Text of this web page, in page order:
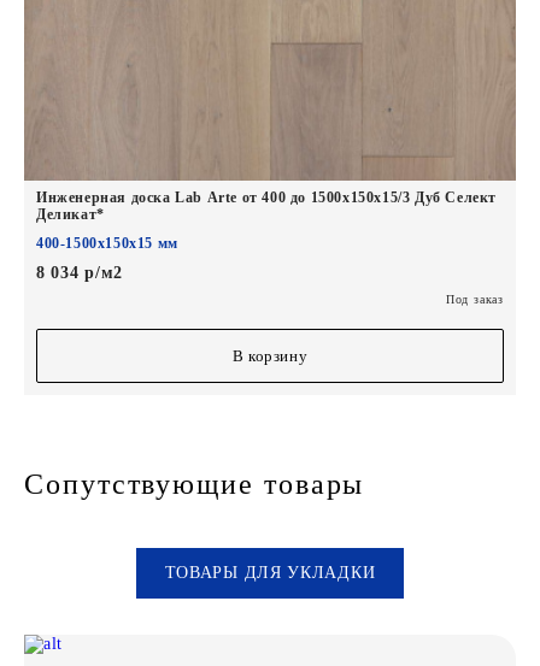
Инженерная доска Lab Arte от 400 до 1500х150х15/3 Дуб Селект
Деликат*
400-1500х150х15 мм
8 034 р/м2
Под заказ
В корзину
Сопутствующие товары
ТОВАРЫ ДЛЯ УКЛАДКИ